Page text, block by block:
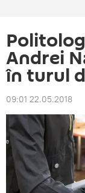
Andrei
în turul
09:01 22.05.2018